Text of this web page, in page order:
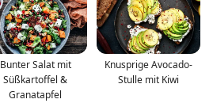
Bunter Salat mit
Süßkartoffel &
Granatapfel
Knusprige Avocado-
Stulle mit Kiwi